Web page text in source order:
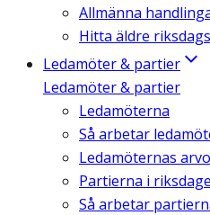
Allmänna
Hitta äldre
Ledamöter & partier
Ledamöter & partier
Ledamöterna
Så arbetar
Ledamöternas
Partierna i
Så arbetar